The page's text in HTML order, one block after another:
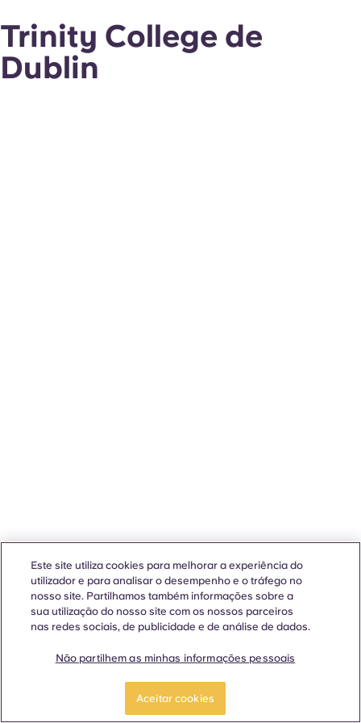
Trinity College de
Dublin
Este site utiliza cookies para melhorar a experiência do
utilizador e para analisar o desempenho e o tráfego no
nosso site. Partilhamos também informações sobre a
sua utilização do nosso site com os nossos parceiros
nas redes sociais, de publicidade e de análise de dados.
Não partilhem as minhas informações pessoais
Aceitar cookies